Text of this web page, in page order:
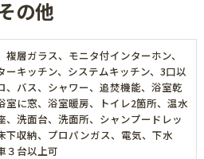
の他
複層ガラス、モニタ付インターホン、
ーキッチン、システムキッチン、3口以
、バス、シャワー、追焚機能、浴室乾
室に窓、浴室暖房、トイレ2箇所、温水
、洗面台、洗面所、シャンプードレッ
下収納、プロパンガス、電気、下水
３台以上可